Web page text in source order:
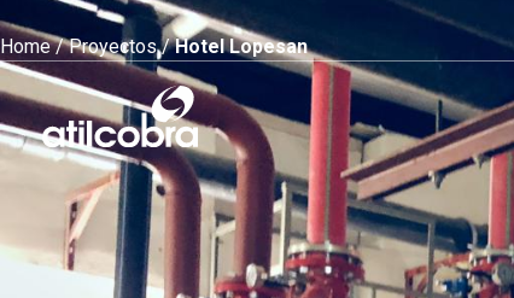
Home/Proyectos/Hotel Lopesan